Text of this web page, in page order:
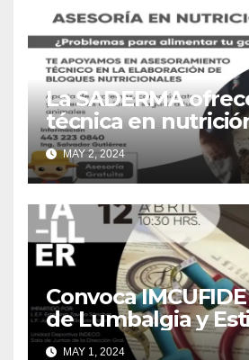
La SADERMA
técnica en
MAY 2, 2024
Convoca
de Lumbalgia y
Temprana
MAY 1, 2024